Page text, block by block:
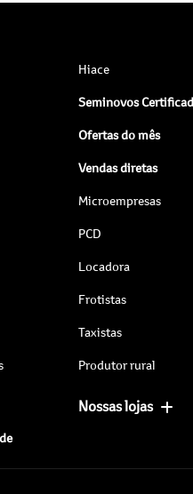
Hiace
Seminovos
Ofertas do mês
Vendas diretas
Microempresas
PCD
Locadora
Frotistas
Taxistas
Produtor rural
Nossas lojas